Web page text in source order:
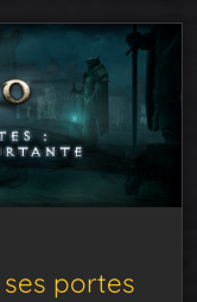
ses portes